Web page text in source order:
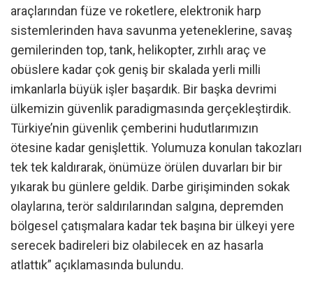
araçlarından füze ve roketlere, elektronik harp
sistemlerinden hava savunma yeteneklerine, savaş
gemilerinden top, tank, helikopter, zırhlı araç ve
obüslere kadar çok geniş bir skalada yerli milli
imkanlarla büyük işler başardık. Bir başka devrimi
ülkemizin güvenlik paradigmasında gerçekleştirdik.
Türkiye’nin güvenlik çemberini hudutlarımızın
ötesine kadar genişlettik. Yolumuza konulan takozları
tek tek kaldırarak, önümüze örülen duvarları bir bir
yıkarak bu günlere geldik. Darbe girişiminden sokak
olaylarına, terör saldırılarından salgına, depremden
bölgesel çatışmalara kadar tek başına bir ülkeyi yere
serecek badireleri biz olabilecek en az hasarla
atlattık” açıklamasında bulundu.